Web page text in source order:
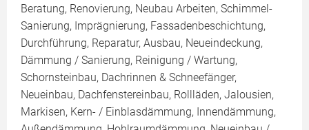
Beratung, Renovierung, Neubau Arbeiten, Schimmel-
Sanierung, Imprägnierung, Fassadenbeschichtung,
Durchführung, Reparatur, Ausbau, Neueindeckung,
Dämmung / Sanierung, Reinigung / Wartung,
Schornsteinbau, Dachrinnen & Schneefänger,
Neueinbau, Dachfenstereinbau, Rollläden, Jalousien,
Markisen, Kern- / Einblasdämmung, Innendämmung,